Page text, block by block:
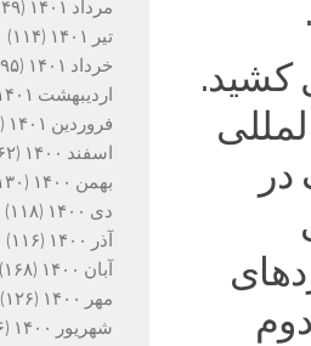
کشید.
مرداد ۱۴۰۱
(۱۴۹)
تیر ۱۴۰۱
(۱۱۴)
خرداد ۱۴۰۱
(۹۵)
اردیبهشت ۱۴۰۱
فروردین ۱۴۰۱
(۱۱۵)
اسفند ۱۴۰۰
(۱۶۲)
بهمن ۱۴۰۰
(۱۳۰)
دی ۱۴۰۰
(۱۱۸)
آذر ۱۴۰۰
(۱۱۶)
آبان ۱۴۰۰
(۱۶۸)
مهر ۱۴۰۰
(۱۲۶)
شهریور ۱۴۰۰
(۶۶)